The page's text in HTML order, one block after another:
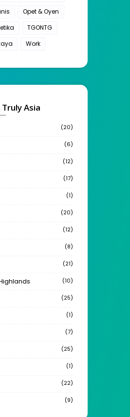
Opet & Oyen
TGONTG
Work
Asia
(20)
(6)
(12)
(17)
(1)
(20)
(12)
(8)
(21)
(10)
(25)
(1)
(7)
(25)
(1)
(22)
(9)